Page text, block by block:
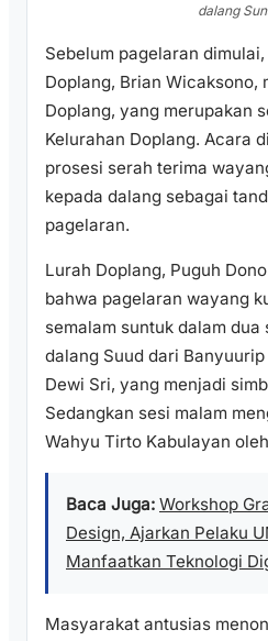
dalang
Sebelum pagelaran
Doplang, Brian Wicaksono,
Doplang, yang merupakan
Kelurahan Doplang. Acara
prosesi serah terima
kepada dalang sebagai
pagelaran.
Lurah Doplang, Puguh
bahwa pagelaran wayang
semalam suntuk dalam dua
dalang Suud dari
Dewi Sri, yang menjadi
Sedangkan sesi malam
Wahyu Tirto Kabulayan
Baca Juga: Workshop
Design, Ajarkan Pelaku
Manfaatkan Teknologi
Masyarakat antusias